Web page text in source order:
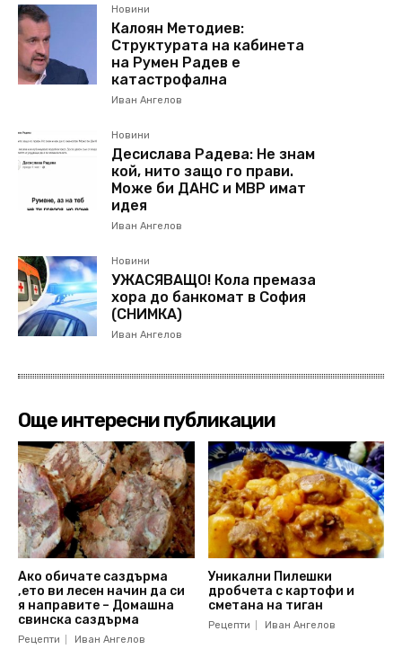
Новини
Калоян Методиев:
Структурата на кабинета
на Румен Радев е
катастрофална
Иван Ангелов
Новини
Десислава Радева: Не знам
кой, нито защо го прави.
Може би ДАНС и МВР имат
идея
Иван Ангелов
Новини
УЖАСЯВАЩО! Кола премаза
хора до банкомат в София
(СНИМКА)
Иван Ангелов
Още интересни публикации
Ако обичате саздърма
,ето ви лесен начин да си
я направите – Домашна
свинска саздърма
Рецепти Иван Ангелов
Уникални Пилешки
дробчета с картофи и
сметана на тиган
Рецепти Иван Ангелов